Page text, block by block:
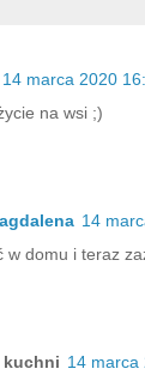
14 marca 2020
na wsi ;)
14
w domu i teraz
kuchni 14 marca